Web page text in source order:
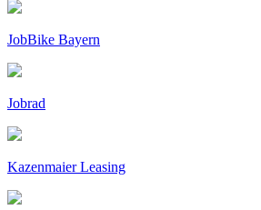
JobBike Bayern
Jobrad
Kazenmaier Leasing